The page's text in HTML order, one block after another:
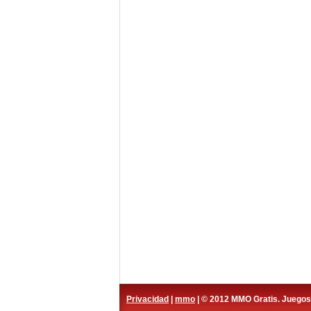
Privacidad mmo | © 2012 MMO Gratis.